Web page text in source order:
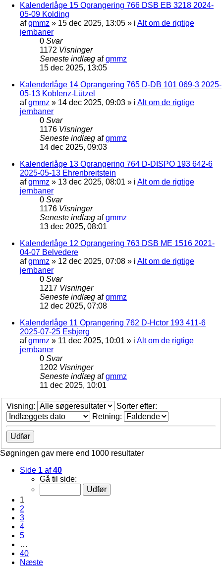
Kalenderlåge 15 Oprangering 766 DSB EB 3218 2024-
05-09 Kolding
afgmmz » 15 dec 2025, 13:05 » i Alt om de rigtige
jernbaner
0 Svar
1172 Visninger
Seneste indlæg afgmmz
15 dec 2025, 13:05
Kalenderlåge 14 Oprangering 765 D-DB 101 069-3 2025-
05-13 Koblenz-Lützel
afgmmz » 14 dec 2025, 09:03 » i Alt om de rigtige
jernbaner
0 Svar
1176 Visninger
Seneste indlæg afgmmz
14 dec 2025, 09:03
Kalenderlåge 13 Oprangering 764 D-DISPO 193 642-6
2025-05-13 Ehrenbreitstein
afgmmz » 13 dec 2025, 08:01 » i Alt om de rigtige
jernbaner
0 Svar
1176 Visninger
Seneste indlæg afgmmz
13 dec 2025, 08:01
Kalenderlåge 12 Oprangering 763 DSB ME 1516 2021-
04-07 Belvedere
afgmmz » 12 dec 2025, 07:08 » i Alt om de rigtige
jernbaner
0 Svar
1217 Visninger
Seneste indlæg afgmmz
12 dec 2025, 07:08
Kalenderlåge 11 Oprangering 762 D-Hctor 193 411-6
2025-07-25 Esbjerg
afgmmz » 11 dec 2025, 10:01 » i Alt om de rigtige
jernbaner
0 Svar
1202 Visninger
Seneste indlæg afgmmz
11 dec 2025, 10:01
Visning:
Sorter efter:
Retning:
Søgningen gav mere end 1000 resultater
Side 1 af40
Gå til side:
1
2
3
4
5
…
40
Næste